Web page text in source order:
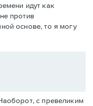
идут как
против
основе, то я могу
с превеликим